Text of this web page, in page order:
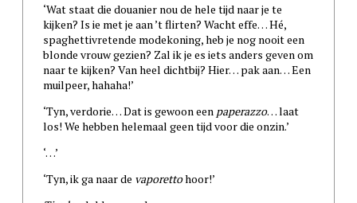
‘Wat staat die douanier nou de hele tijd naar je te
kijken? Is ie met je aan ’t flirten? Wacht effe… Hé,
spaghettivretende modekoning, heb je nog nooit een
blonde vrouw gezien? Zal ik je es iets anders geven om
naar te kijken? Van heel dichtbij? Hier… pak aan… Een
muilpeer, hahaha!’
‘Tyn, verdorie… Dat is gewoon een paperazzo… laat
los! We hebben helemaal geen tijd voor die onzin.’
‘…’
‘Tyn, ik ga naar de vaporettohoor!’